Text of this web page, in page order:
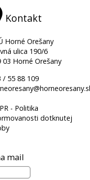
Kontakt
Horné Orešany
ulica 190/6
03 Horné Orešany
/ 55 88 109
- Politika
dotknutej
mail